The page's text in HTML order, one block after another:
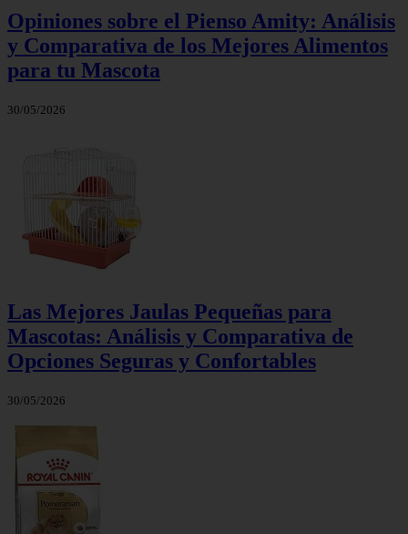
Opiniones sobre el Pienso Amity: Análisis
y Comparativa de los Mejores Alimentos
para tu Mascota
30/05/2026
Las Mejores Jaulas Pequeñas para
Mascotas: Análisis y Comparativa de
Opciones Seguras y Confortables
30/05/2026